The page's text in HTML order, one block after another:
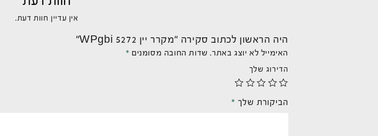
אין עדיין חוות דעת.
היה הראשון לכתוב סקירה “מקרר יין WPgbi 5272”
האימייל לא יוצג באתר. שדות החובה מסומנים *
הדירוג שלך
הביקורת שלך *